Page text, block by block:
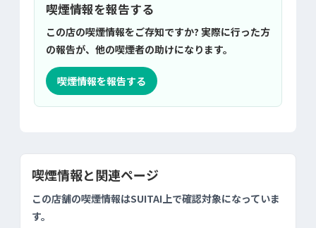
喫煙情報を報告する
この店の喫煙情報をご存知ですか? 実際に行った方
の報告が、他の喫煙者の助けになります。
喫煙情報を報告する
喫煙情報と関連ページ
この店舗の喫煙情報はSUITAI上で確認対象になっていま
す。